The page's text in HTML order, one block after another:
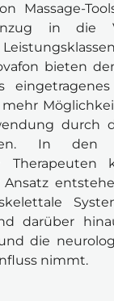
Massage-
in die
bieten
durch
In den
Therapeuten
Ansatz
darüber
die
nimmt.